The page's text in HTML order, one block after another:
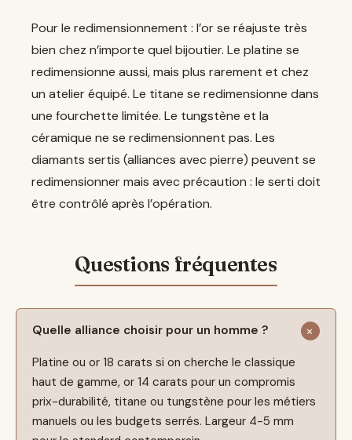
Pour le redimensionnement : l’or se réajuste très
bien chez n’importe quel bijoutier. Le platine se
redimensionne aussi, mais plus rarement et chez
un atelier équipé. Le titane se redimensionne dans
une fourchette limitée. Le tungstène et la
céramique ne se redimensionnent pas. Les
diamants sertis (alliances avec pierre) peuvent se
redimensionner mais avec précaution : le serti doit
être contrôlé après l’opération.
Quelle alliance choisir pour un homme ?
Platine ou or 18 carats si on cherche le classique
haut de gamme, or 14 carats pour un compromis
prix-durabilité, titane ou tungstène pour les métiers
manuels ou les budgets serrés. Largeur 4-5 mm